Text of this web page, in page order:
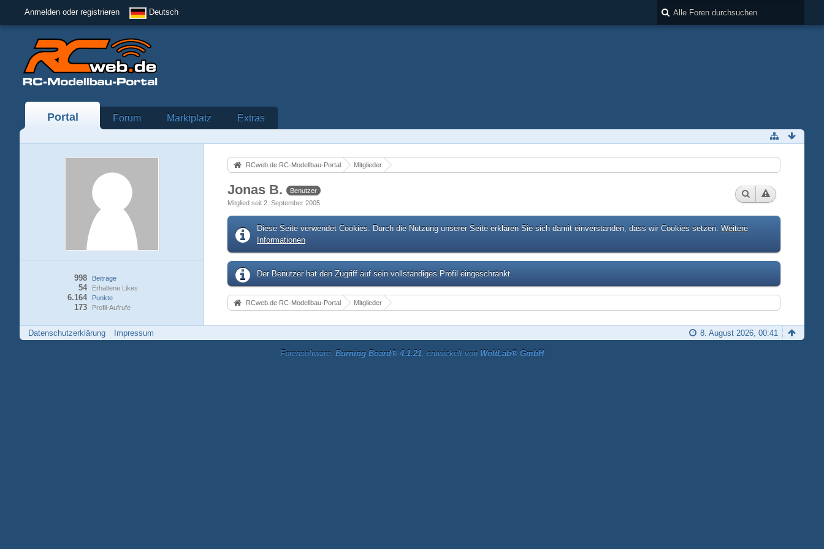
Anmelden oder registrieren Deutsch
Portal Forum Marktplatz Extras
Beiträge
998
Erhaltene Likes
54
Punkte
6.164
Profil-Aufrufe
173
RCweb.de RC-Modellbau-Portal Mitglieder
Jonas B.
Benutzer
Mitglied seit 2. September 2005
Diese Seite verwendet Cookies. Durch die Nutzung unserer Seite erklären Sie sich damit einverstanden, dass wir Cookies setzen. Weitere
Informationen
Der Benutzer hat den Zugriff auf sein vollständiges Profil eingeschränkt.
RCweb.de RC-Modellbau-Portal Mitglieder
Datenschutzerklärung Impressum 8. August 2026, 00:41
Forensoftware: Burning Board® 4.1.21, entwickelt von WoltLab® GmbH